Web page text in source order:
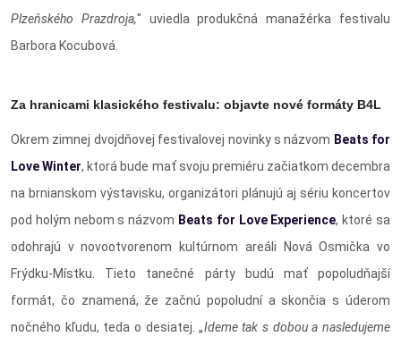
Plzeňského Prazdroja," uviedla produkčná manažérka festivalu
Barbora Kocubová.
Za hranicami klasického festivalu: objavte nové formáty B4L
Okrem zimnej dvojdňovej festivalovej novinky s názvom Beats for
Love Winter, ktorá bude mať svoju premiéru začiatkom decembra
na brnianskom výstavisku, organizátori plánujú aj sériu koncertov
pod holým nebom s názvom Beats for Love Experience, ktoré sa
odohrajú v novootvorenom kultúrnom areáli Nová Osmička vo
Frýdku-Místku. Tieto tanečné párty budú mať popoludňajší
formát, čo znamená, že začnú popoludní a skončia s úderom
nočného kľudu, teda o desiatej. „Ideme tak s dobou a nasledujeme